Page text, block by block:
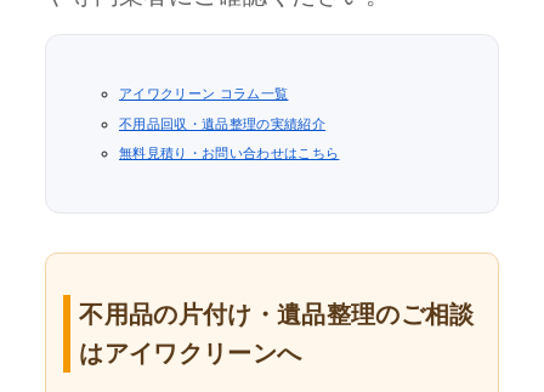
アイワクリーン コラム一覧
不用品回収・遺品整理の実績紹介
無料見積り・お問い合わせはこちら
不用品の片付け・遺品整理のご相談
はアイワクリーンへ